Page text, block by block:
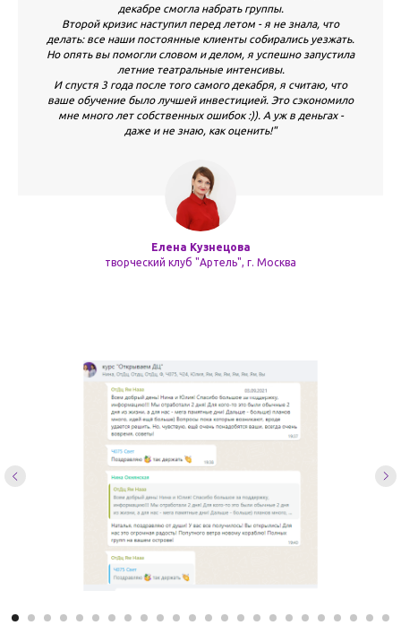
декабре смогла набрать группы.
Второй кризис наступил перед летом - я не знала, что
делать: все наши постоянные клиенты собирались уезжать.
Но опять вы помогли словом и делом, я успешно запустила
летние театральные интенсивы.
И спустя 3 года после того самого декабря, я считаю, что
ваше обучение было лучшей инвестицией. Это сэкономило
мне много лет собственных ошибок :)). А уж в деньгах -
даже и не знаю, как оценить!"
Елена Кузнецова
творческий клуб "Артель", г. Москва